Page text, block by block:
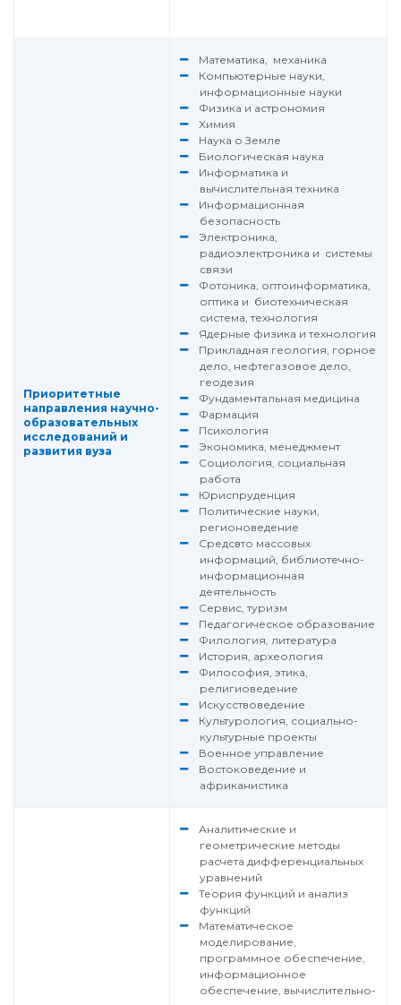
Приоритетные
направления научно-
образовательных
исследований и
развития вуза
Математика, механика
Компьютерные науки,
информационные науки
Физика и астрономия
Химия
Наука о Земле
Биологическая наука
Информатика и
вычислительная техника
Информационная
безопасность
Электроника,
радиоэлектроника и системы
связи
Фотоника, оптоинформатика,
оптика и биотехническая
система, технология
Ядерные физика и технология
Прикладная геология, горное
дело, нефтегазовое дело,
геодезия
Фундаментальная медицина
Фармация
Психология
Экономика, менеджмент
Социология, социальная
работа
Юриспруденция
Политические науки,
регионоведение
Средсвто массовых
информаций, библиотечно-
информационная
деятельность
Сервис, туризм
Педагогическое образование
Филология, литература
История, археология
Философия, этика,
религиоведение
Искусствоведение
Культурология, социально-
культурные проекты
Военное управление
Востоковедение и
африканистика
Аналитические и
геометрические методы
расчета дифференциальных
уравнений
Теория функций и анализ
функций
Математическое
моделирование,
программное обеспечение,
информационное
обеспечение, вычислительно-